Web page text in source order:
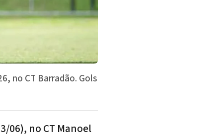
no CT Barradão. Gols
06), no CT Manoel